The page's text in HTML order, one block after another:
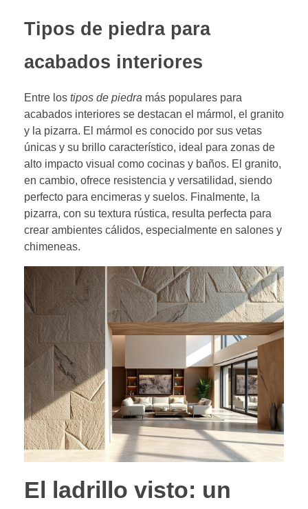
Tipos de piedra para
acabados interiores
Entre los tipos de piedra más populares para
acabados interiores se destacan el mármol, el granito
y la pizarra. El mármol es conocido por sus vetas
únicas y su brillo característico, ideal para zonas de
alto impacto visual como cocinas y baños. El granito,
en cambio, ofrece resistencia y versatilidad, siendo
perfecto para encimeras y suelos. Finalmente, la
pizarra, con su textura rústica, resulta perfecta para
crear ambientes cálidos, especialmente en salones y
chimeneas.
El ladrillo visto: un